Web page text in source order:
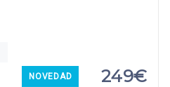
NOVEDAD 249€